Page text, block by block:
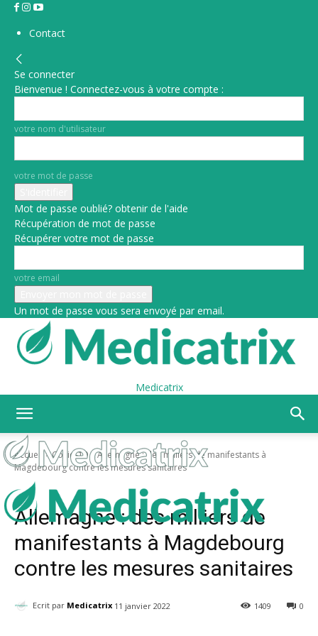
Contact
Se connecter
Bienvenue ! Connectez-vous à votre compte :
votre nom d'utilisateur
votre mot de passe
Mot de passe oublié? obtenir de l'aide
Récupération de mot de passe
Récupérer votre mot de passe
votre email
Un mot de passe vous sera envoyé par email.
Medicatrix
Accueil Covid-19
Allemagne : des milliers de manifestants à
Magdebourg contre les mesures sanitaires
Covid-19 Manifestations Vaccin Covid de l’autre côté du miroir
Allemagne : des milliers de
manifestants à Magdebourg
contre les mesures sanitaires
Ecrit par Medicatrix 11 janvier 2022 0
1409